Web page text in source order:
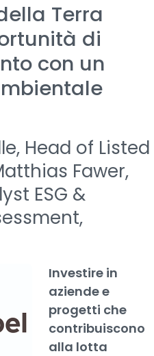
Terra
di
con un
Head of Listed
Fawer,
ESG &
Investire in
aziende e
progetti che
contribuiscono
alla lotta